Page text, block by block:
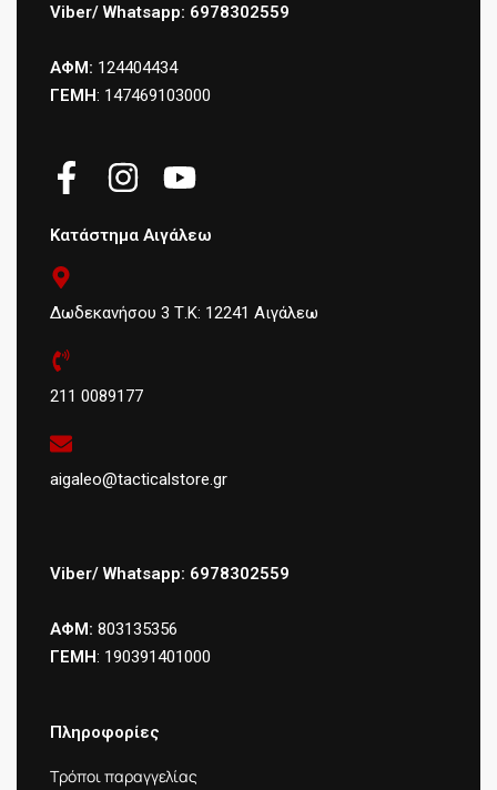
Viber/ Whatsapp: 6978302559
ΑΦΜ: 124404434
ΓΕΜΗ: 147469103000
Κατάστημα Αιγάλεω
Δωδεκανήσου 3 Τ.Κ: 12241 Αιγάλεω
211 0089177
aigaleo@tacticalstore.gr
Viber/ Whatsapp: 6978302559
ΑΦΜ: 803135356
ΓΕΜΗ: 190391401000
Πληροφορίες
Τρόποι παραγγελίας